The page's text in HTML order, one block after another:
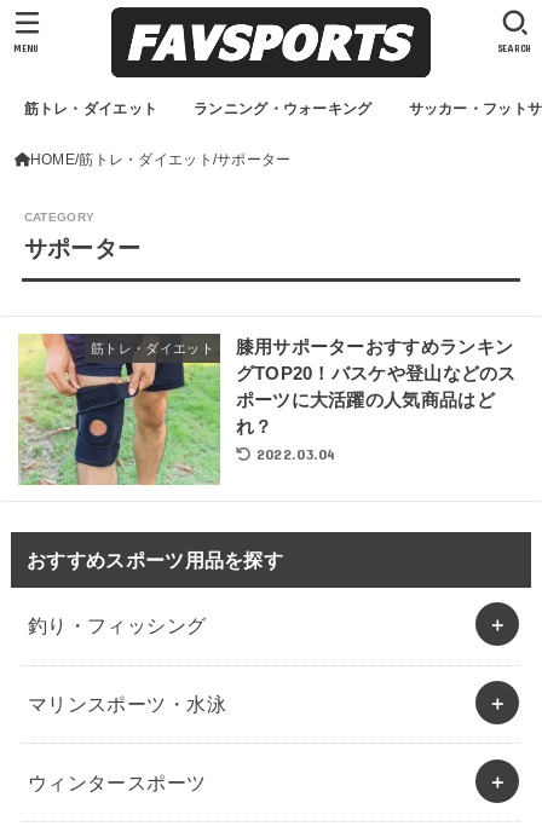
筋トレ・ダイエット ランニング・ウォーキング サッカー・フット
SEARCH
MENU
HOME 筋トレ・ダイエット サポーター
サポーター
筋トレ・ダイエット
膝用サポーターおすすめランキン
グTOP20！バスケや登山などのス
ポーツに大活躍の人気商品はど
れ？
2022.03.04
おすすめスポーツ用品を探す
釣り・フィッシング
マリンスポーツ・水泳
ウィンタースポーツ